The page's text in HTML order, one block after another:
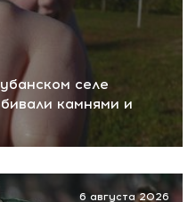
селе
камнями и
6 августа 2026